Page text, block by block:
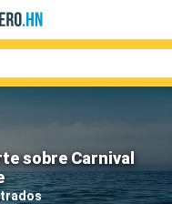
sobre Carnival